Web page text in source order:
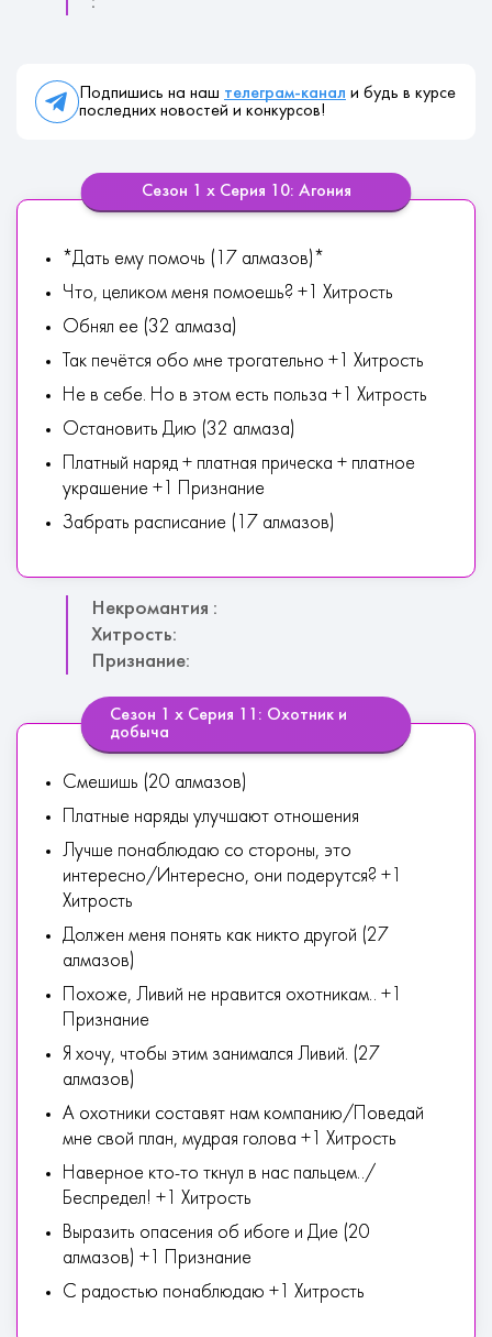
Подпишись на наш телеграм-канал и будь в курсе
последних новостей и конкурсов!
Сезон 1 х Серия 10: Агония
*Дать ему помочь (17 алмазов)*
Что, целиком меня помоешь? +1 Хитрость
Обнял ее (32 алмаза)
Так печётся обо мне трогательно +1 Хитрость
Не в себе. Но в этом есть польза +1 Хитрость
Остановить Дию (32 алмаза)
Платный наряд + платная прическа + платное
украшение +1 Признание
Забрать расписание (17 алмазов)
Некромантия :
Хитрость:
Признание:
Сезон 1 х Серия 11: Охотник и
добыча
Смешишь (20 алмазов)
Платные наряды улучшают отношения
Лучше понаблюдаю со стороны, это
интересно/Интересно, они подерутся? +1
Хитрость
Должен меня понять как никто другой (27
алмазов)
Похоже, Ливий не нравится охотникам.. +1
Признание
Я хочу, чтобы этим занимался Ливий. (27
алмазов)
А охотники составят нам компанию/Поведай
мне свой план, мудрая голова +1 Хитрость
Наверное кто-то ткнул в нас пальцем../
Беспредел! +1 Хитрость
Выразить опасения об ибоге и Дие (20
алмазов) +1 Признание
С радостью понаблюдаю +1 Хитрость